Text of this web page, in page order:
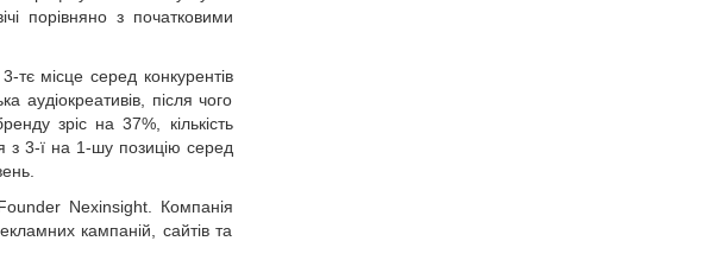
порівняно з початковими
тє місце серед конкурентів
аудіокреативів, після чого
зріс на 37%, кількість
з 3-ї на 1-шу позицію серед
Nexinsight. Компанія
кампаній, сайтів та